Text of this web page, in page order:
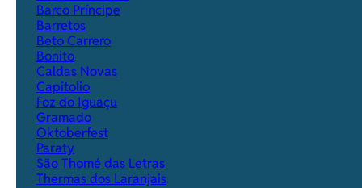
Barco Príncipe
Barretos
Beto Carrero
Bonito
Caldas Novas
Capitolio
Foz do Iguaçu
Gramado
Oktoberfest
Paraty
São Thomé das Letras
Thermas dos Laranjais